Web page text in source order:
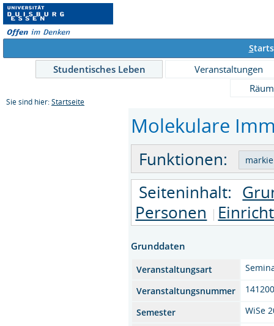
S
Studentisches Leben
Veranstaltungen
Sie sind hier: Startseite
Molekulare
Funktionen:
Seiteninhalt:
Personen
Grunddaten
Veranstaltungsart
Veranstaltungsnummer
Semester
WiSe